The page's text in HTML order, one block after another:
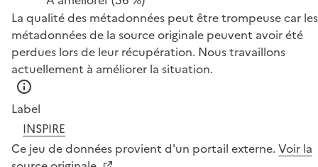
La qualité des métadonnées peut être trompeuse car les
métadonnées de la source originale peuvent avoir été
perdues lors de leur récupération. Nous travaillons
actuellement à améliorer la situation.
Label
INSPIRE
Ce jeu de données provient d'un portail externe. Voir la